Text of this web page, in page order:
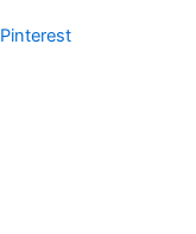
Pinterest